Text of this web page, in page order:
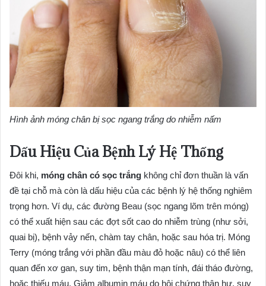
Hình ảnh móng chân bị sọc ngang trắng do nhiễm nấm
Dấu Hiệu Của Bệnh Lý Hệ Thống
Đôi khi, móng chân có sọc trắng không chỉ đơn thuần là vấn
đề tại chỗ mà còn là dấu hiệu của các bệnh lý hệ thống nghiêm
trọng hơn. Ví dụ, các đường Beau (sọc ngang lõm trên móng)
có thể xuất hiện sau các đợt sốt cao do nhiễm trùng (như sởi,
quai bị), bệnh vảy nến, chàm tay chân, hoặc sau hóa trị. Móng
Terry (móng trắng với phần đầu màu đỏ hoặc nâu) có thể liên
quan đến xơ gan, suy tim, bệnh thận mạn tính, đái tháo đường,
hoặc thiếu máu. Giảm albumin máu do hội chứng thận hư, suy